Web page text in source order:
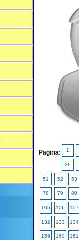
Pagina: 1
26
51 52 53
78 79 80
105 106 107
132 133 134
159 160 161